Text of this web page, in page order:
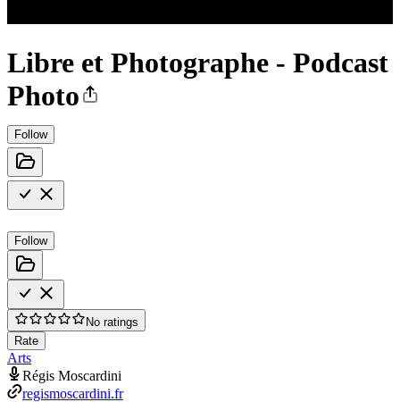
Libre et Photographe - Podcast
Photo
Follow
Follow
No ratings
Rate
Arts
Régis Moscardini
regismoscardini.fr